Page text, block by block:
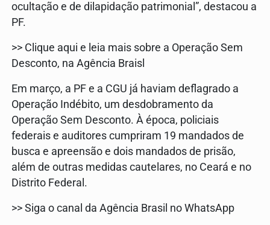
ocultação e de dilapidação patrimonial”, destacou a
PF.
>> Clique aqui e leia mais sobre a Operação Sem
Desconto, na Agência Braisl
Em março, a PF e a CGU já haviam deflagrado a
Operação Indébito, um desdobramento da
Operação Sem Desconto. À época, policiais
federais e auditores cumpriram 19 mandados de
busca e apreensão e dois mandados de prisão,
além de outras medidas cautelares, no Ceará e no
Distrito Federal.
>> Siga o canal da Agência Brasil no WhatsApp